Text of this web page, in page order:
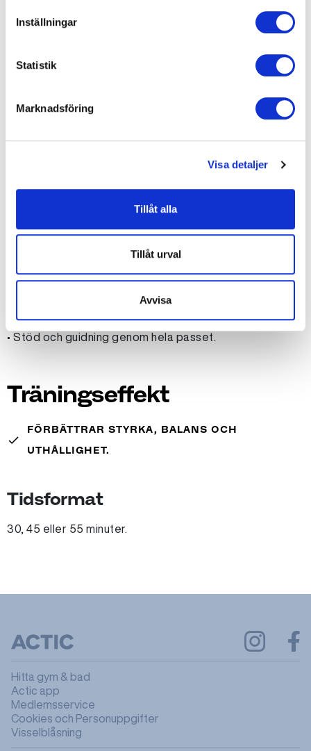
Inställningar
Statistik
Marknadsföring
Visa detaljer
Tillåt alla
Tillåt urval
Avvisa
Inga förkunskaper krävs. Alla övningar kan anpassas
• Fokus på styrka, balans och uthållighet.
• Social och varierad träningsform.
• Stöd och guidning genom hela passet.
Träningseffekt
done
FÖRBÄTTRAR STYRKA, BALANS OCH
UTHÅLLIGHET.
Tidsformat
30, 45 eller 55 minuter.
Hitta gym & bad
Actic app
Medlemsservice
Cookies och Personuppgifter
Visselblåsning